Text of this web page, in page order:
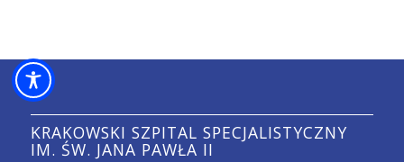
KRAKOWSKI SZPITAL SPECJALISTYCZNY
IM. ŚW. JANA PAWŁA II